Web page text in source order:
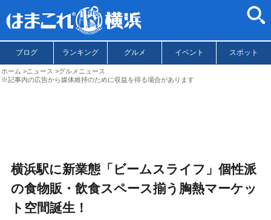
ブログ ランキング グルメ イベント スポット
ホーム ニュース
グルメニュース
※記事内の広告から媒体維持のために収益を得る場合があります
横浜駅に新業態「ビームスライフ」個性派
の食物販・飲食スペース揃う胸熱マーケッ
ト空間誕生！